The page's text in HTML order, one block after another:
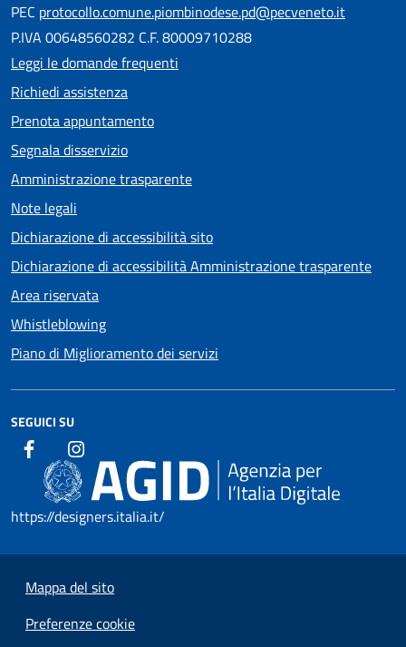
PEC protocollo.comune.piombinodese.pd@pecveneto.it
P.IVA 00648560282 C.F. 80009710288
Leggi le domande frequenti
Richiedi assistenza
Prenota appuntamento
Segnala disservizio
Amministrazione trasparente
Note legali
Dichiarazione di accessibilità sito
Dichiarazione di accessibilità Amministrazione trasparente
Area riservata
Whistleblowing
Piano di Miglioramento dei servizi
SEGUICI SU
https://designers.italia.it/
Mappa del sito
Preferenze cookie